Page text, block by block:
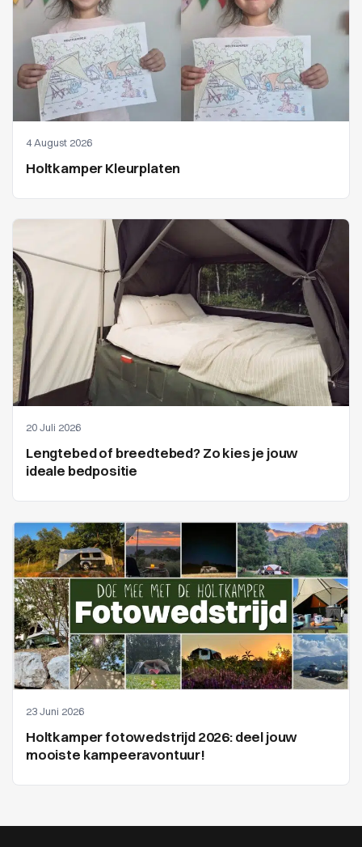
4 August 2026
Holtkamper Kleurplaten
20 Juli 2026
Lengtebed of breedtebed? Zo kies je jouw
ideale bedpositie
23 Juni 2026
Holtkamper fotowedstrijd 2026: deel jouw
mooiste kampeeravontuur!